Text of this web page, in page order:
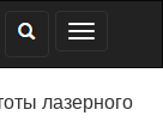
лазерного